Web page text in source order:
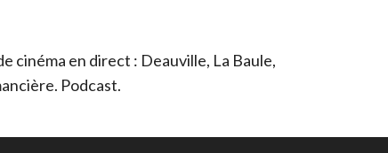
cinéma en direct : Deauville, La Baule,
Podcast.